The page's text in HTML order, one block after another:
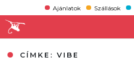
Ajánlatok Szállások
CÍMKE:VIBE